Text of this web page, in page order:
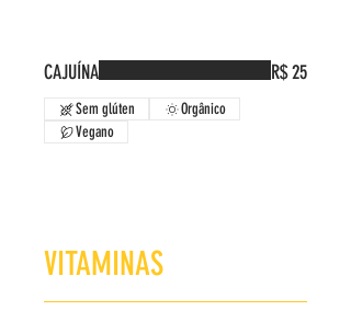
CAJUÍNA R$ 25
Sem glúten
Orgânico
Vegano
VITAMINAS